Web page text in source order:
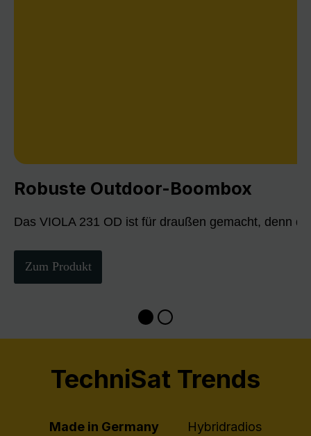
Robuste Outdoor-Boombox
Das VIOLA 231 OD ist für draußen gemacht, denn
Zum Produkt
TechniSat Trends
Made in Germany Hybridradios